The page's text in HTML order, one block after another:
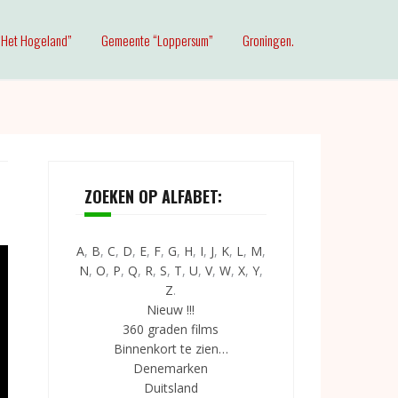
Hogeland” Gemeente “Loppersum” Groningen.
ZOEKEN OP ALFABET:
A, B, C, D, E, F, G, H, I, J, K, L, M,
N, O, P, Q, R, S, T, U, V, W, X, Y,
Z.
Nieuw !!!
360 graden films
Binnenkort te zien…
Denemarken
Duitsland